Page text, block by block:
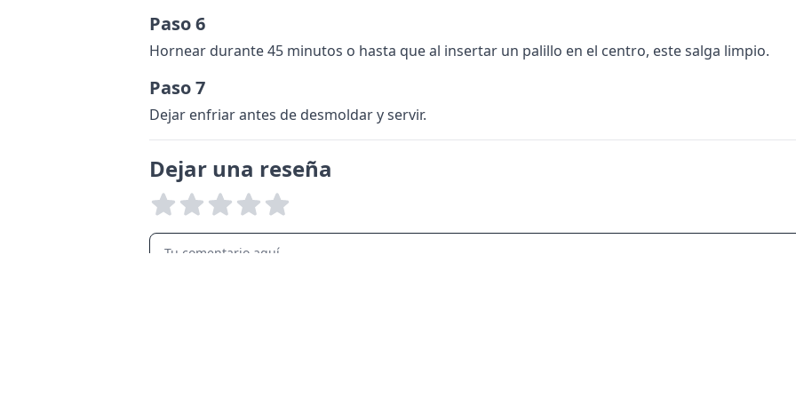
Paso 6
Hornear durante 45 minutos o hasta que al insertar un palillo en el centro, este salga limpio.
Paso 7
Dejar enfriar antes de desmoldar y servir.
Dejar una reseña